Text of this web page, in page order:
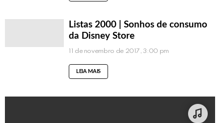
Listas 2000 | Sonhos de consumo
da Disney Store
11 de novembro de 2017, 3:00 pm
LEIA MAIS